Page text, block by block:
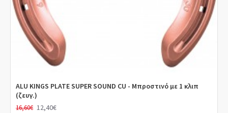
ALU KINGS PLATE SUPER SOUND CU - Μπροστινό με 1 κλιπ
(ζευγ.)
12,40€
16,60€